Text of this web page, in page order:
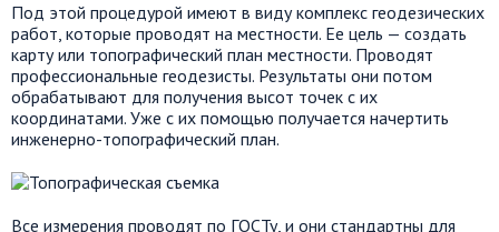
Под этой процедурой имеют в виду комплекс геодезических
работ, которые проводят на местности. Ее цель — создать
карту или топографический план местности. Проводят
профессиональные геодезисты. Результаты они потом
обрабатывают для получения высот точек с их
координатами. Уже с их помощью получается начертить
инженерно-топографический план.
Все измерения проводят по ГОСТу, и они стандартны для